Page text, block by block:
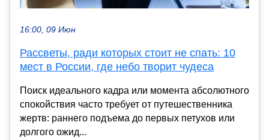
16:00, 09 Июн
Рассветы, ради которых стоит не спать: 10
мест в России, где небо творит чудеса
Поиск идеального кадра или момента абсолютного
спокойствия часто требует от путешественника
жертв: раннего подъема до первых петухов или
долгого ожид...